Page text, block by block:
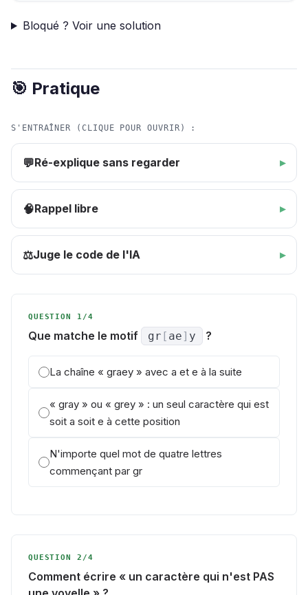
Bloqué ? Voir une solution
🎯 Pratique
S'ENTRAÎNER (CLIQUE POUR OUVRIR) :
💬Ré-explique sans regarder
🧠Rappel libre
⚖️Juge le code de l'IA
QUESTION 1/4
Que matche le motif gr [ ae] y ?
La chaîne « graey » avec a et e à la suite
« gray » ou « grey » : un seul caractère qui est
soit a soit e à cette position
N'importe quel mot de quatre lettres
commençant par gr
QUESTION 2/4
Comment écrire « un caractère qui n'est PAS